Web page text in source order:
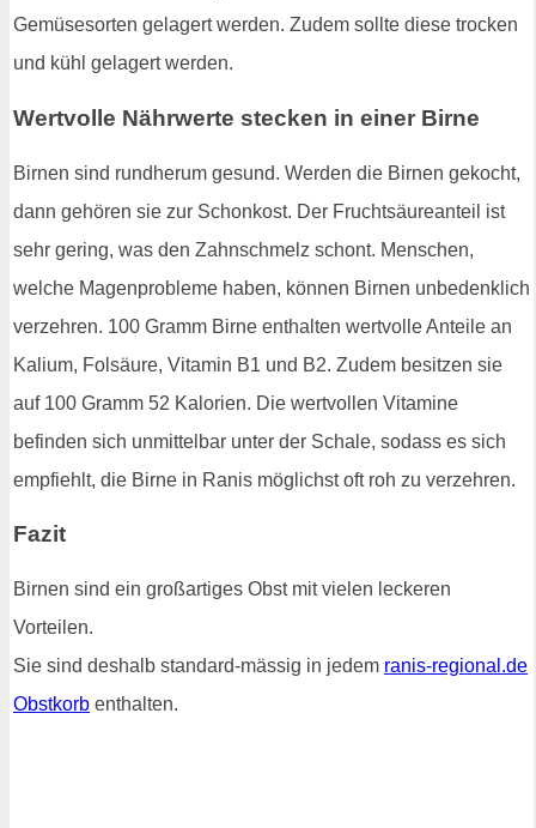
Gemüsesorten gelagert werden. Zudem sollte diese trocken
und kühl gelagert werden.
Wertvolle Nährwerte stecken in einer Birne
Birnen sind rundherum gesund. Werden die Birnen gekocht,
dann gehören sie zur Schonkost. Der Fruchtsäureanteil ist
sehr gering, was den Zahnschmelz schont. Menschen,
welche Magenprobleme haben, können Birnen unbedenklich
verzehren. 100 Gramm Birne enthalten wertvolle Anteile an
Kalium, Folsäure, Vitamin B1 und B2. Zudem besitzen sie
auf 100 Gramm 52 Kalorien. Die wertvollen Vitamine
befinden sich unmittelbar unter der Schale, sodass es sich
empfiehlt, die Birne in Ranis möglichst oft roh zu verzehren.
Fazit
Birnen sind ein großartiges Obst mit vielen leckeren
Vorteilen.
Sie sind deshalb standard-mässig in jedem ranis-regional.de
Obstkorb enthalten.